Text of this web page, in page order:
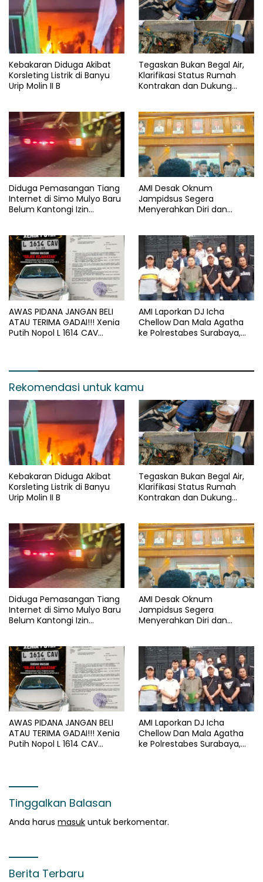
Kebakaran Diduga Akibat
Korsleting Listrik di Banyu
Urip Molin II B
Tegaskan Bukan Begal Air,
Klarifikasi Status Rumah
Kontrakan dan Dukung
Diduga Pemasangan Tiang
Internet di Simo Mulyo Baru
Belum Kantongi Izin
AMI Desak Oknum
Jampidsus Segera
Menyerahkan Diri dan
AWAS PIDANA JANGAN BELI
ATAU TERIMA GADAI!!! Xenia
Putih Nopol L 1614 CAV
AMI Laporkan DJ Icha
Chellow Dan Mala Agatha
ke Polrestabes Surabaya,
Rekomendasi untuk kamu
Kebakaran Diduga Akibat
Korsleting Listrik di Banyu
Urip Molin II B
Tegaskan Bukan Begal Air,
Klarifikasi Status Rumah
Kontrakan dan Dukung
Diduga Pemasangan Tiang
Internet di Simo Mulyo Baru
Belum Kantongi Izin
AMI Desak Oknum
Jampidsus Segera
Menyerahkan Diri dan
AWAS PIDANA JANGAN BELI
ATAU TERIMA GADAI!!! Xenia
Putih Nopol L 1614 CAV
AMI Laporkan DJ Icha
Chellow Dan Mala Agatha
ke Polrestabes Surabaya,
Tinggalkan Balasan
Anda harus masuk untuk berkomentar.
Berita Terbaru